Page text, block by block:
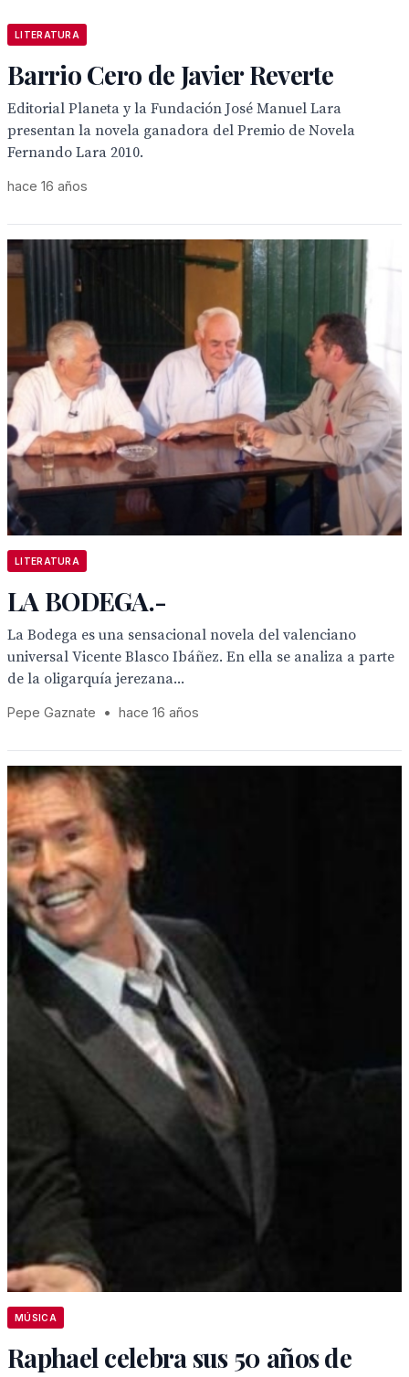
LITERATURA
Barrio Cero de Javier Reverte
Editorial Planeta y la Fundación José Manuel Lara
presentan la novela ganadora del Premio de Novela
Fernando Lara 2010.
hace 16 años
LITERATURA
LA BODEGA.-
La Bodega es una sensacional novela del valenciano
universal Vicente Blasco Ibáñez. En ella se analiza a parte
de la oligarquía jerezana...
Pepe Gaznate • hace 16 años
MÚSICA
Raphael celebra sus 50 años de